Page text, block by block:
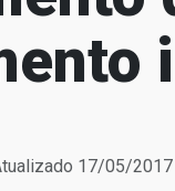
17/05/2017